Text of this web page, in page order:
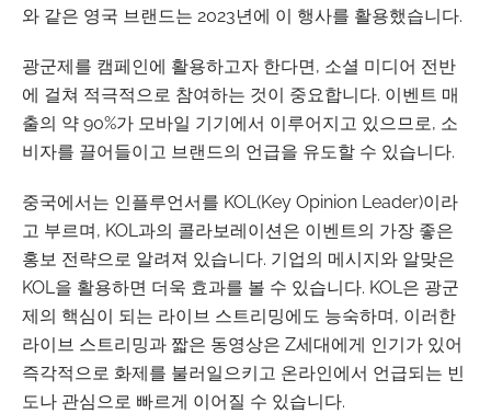
와 같은 영국 브랜드는 2023년에 이 행사를 활용했습니다.
광군제를 캠페인에 활용하고자 한다면, 소셜 미디어 전반
에 걸쳐 적극적으로 참여하는 것이 중요합니다. 이벤트 매
출의 약 90%가 모바일 기기에서 이루어지고 있으므로, 소
비자를 끌어들이고 브랜드의 언급을 유도할 수 있습니다.
중국에서는 인플루언서를 KOL(Key Opinion Leader)이라
고 부르며, KOL과의 콜라보레이션은 이벤트의 가장 좋은
홍보 전략으로 알려져 있습니다. 기업의 메시지와 알맞은
KOL을 활용하면 더욱 효과를 볼 수 있습니다. KOL은 광군
제의 핵심이 되는 라이브 스트리밍에도 능숙하며, 이러한
라이브 스트리밍과 짧은 동영상은 Z세대에게 인기가 있어
즉각적으로 화제를 불러일으키고 온라인에서 언급되는 빈
도나 관심으로 빠르게 이어질 수 있습니다.